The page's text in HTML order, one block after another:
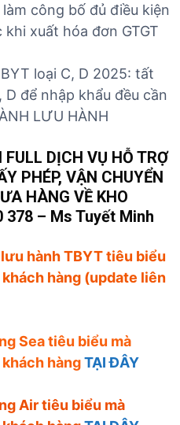
công bố đủ điều kiện
xuất hóa đơn GTGT
loại C, D 2025: tất
D để nhập khẩu đều cần
LƯU HÀNH
DỊCH VỤ HỖ TRỢ
PHÉP, VẬN CHUYỂN
HÀNG VỀ KHO
378 – Ms Tuyết Minh
hành TBYT tiêu biểu
hàng (update liên
Sea tiêu biểu mà
hàngTẠI ĐÂY
Air tiêu biểu mà